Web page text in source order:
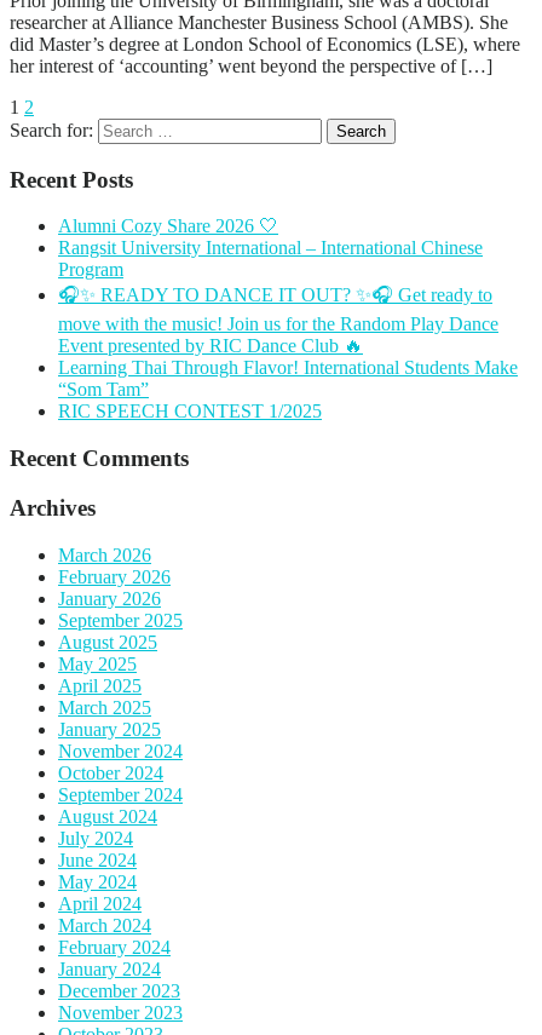
researcher at Alliance Manchester Business School (AMBS). She
did Master’s degree at London School of Economics (LSE), where
her interest of ‘accounting’ went beyond the perspective of […]
1 2
Search for:
Recent Posts
Alumni Cozy Share 2026 🤍
Rangsit University International – International Chinese
Program
🎧✨ READY TO DANCE IT OUT? ✨🎧 Get ready to
move with the music! Join us for the Random Play Dance
Event presented by RIC Dance Club 🔥
Learning Thai Through Flavor! International Students Make
“Som Tam”
RIC SPEECH CONTEST 1/2025
Recent Comments
Archives
March 2026
February 2026
January 2026
September 2025
August 2025
May 2025
April 2025
March 2025
January 2025
November 2024
October 2024
September 2024
August 2024
July 2024
June 2024
May 2024
April 2024
March 2024
February 2024
January 2024
December 2023
November 2023